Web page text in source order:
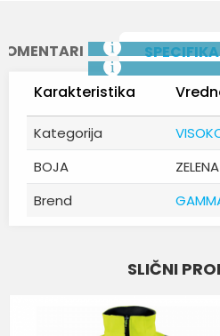
Karakteristika
Kategorija
BOJA
ZELENA
Brend
SLIČNI